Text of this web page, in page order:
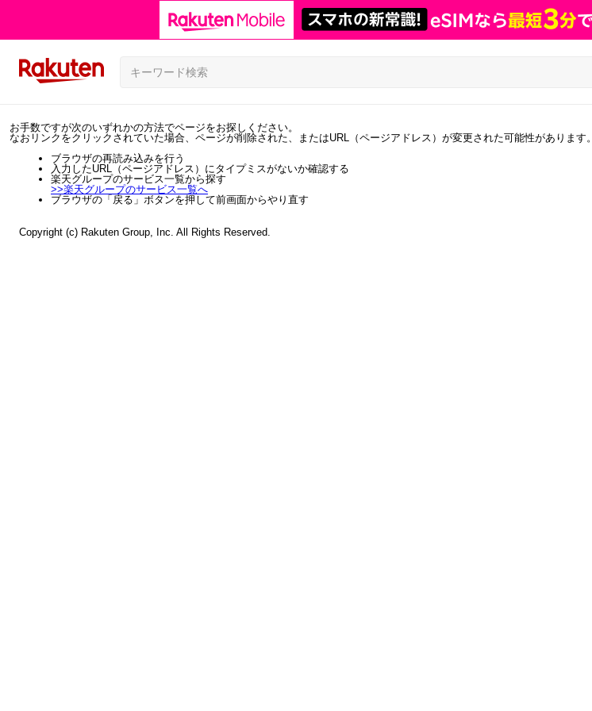
お手数ですが次のいずれかの方法でページをお探しください。
なおリンクをクリックされていた場合、ページが削除された、またはURL（ページアドレス）が変更された可能性があります。
ブラウザの再読み込みを行う
入力したURL（ページアドレス）にタイプミスがないか確認する
楽天グループのサービス一覧から探す
>>楽天グループのサービス一覧へ
ブラウザの「戻る」ボタンを押して前画面からやり直す
Copyright (c) Rakuten Group, Inc. All Rights Reserved.